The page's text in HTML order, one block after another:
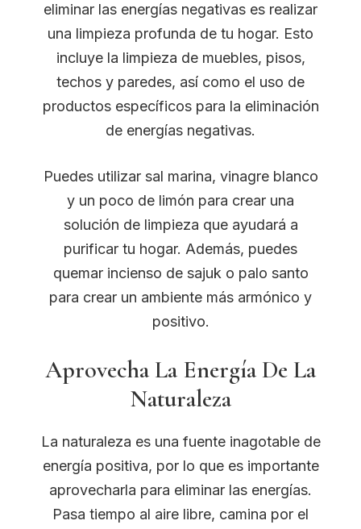
eliminar las energías negativas es realizar
una limpieza profunda de tu hogar. Esto
incluye la limpieza de muebles, pisos,
techos y paredes, así como el uso de
productos específicos para la eliminación
de energías negativas.
Puedes utilizar sal marina, vinagre blanco
y un poco de limón para crear una
solución de limpieza que ayudará a
purificar tu hogar. Además, puedes
quemar incienso de sajuk o palo santo
para crear un ambiente más armónico y
positivo.
Aprovecha La Energía De La
Naturaleza
La naturaleza es una fuente inagotable de
energía positiva, por lo que es importante
aprovecharla para eliminar las energías.
Pasa tiempo al aire libre, camina por el